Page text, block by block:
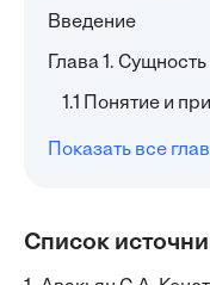
Введение
Глава 1.
1.1 Понятие и
Показать все
Список